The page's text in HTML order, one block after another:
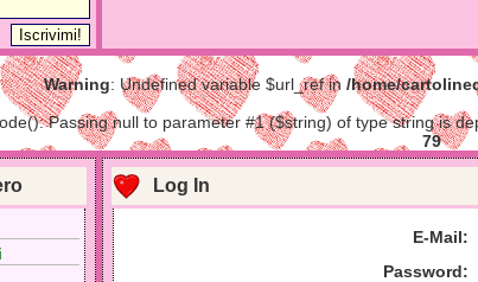
Warning: Undefined variable $url_ref in /home/
Passing null to parameter #1 ($string) of type string is
79
Log In
E-Mail:
Password: